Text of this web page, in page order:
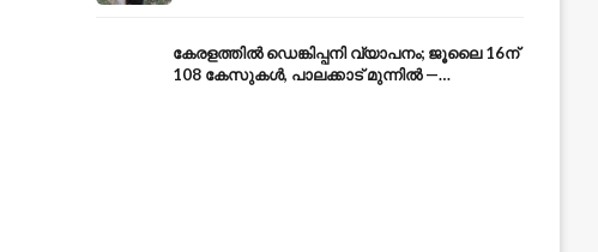
കേരളത്തിൽ ഡെങ്കിപ്പനി വ്യാപനം; ജൂലൈ 16ന്
108 കേസുകൾ, പാലക്കാട് മുന്നിൽ —